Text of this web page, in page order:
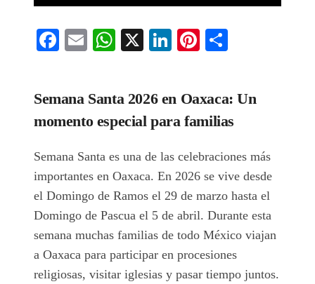
Facebook
EmailWhatsApp
X LinkedIn
Pinterest
Semana Santa 2026 en Oaxaca: Un
momento especial para familias
Semana Santa es una de las celebraciones más
importantes en Oaxaca. En 2026 se vive desde
el Domingo de Ramos el 29 de marzo hasta el
Domingo de Pascua el 5 de abril. Durante esta
semana muchas familias de todo México viajan
a Oaxaca para participar en procesiones
religiosas, visitar iglesias y pasar tiempo juntos.